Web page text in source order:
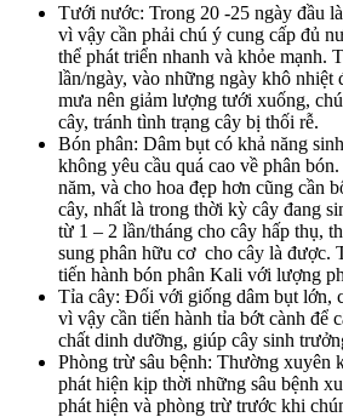
Tưới nước: Trong 20 -25 ngày đầu
vì vậy cần phải chú ý cung cấp đủ
thể phát triển nhanh và khỏe mạnh.
lần/ngày, vào những ngày khô nhiệt
mưa nên giảm lượng tưới xuống,
cây, tránh tình trạng cây bị thối rễ.
Bón phân: Dâm bụt có khả năng
không yêu cầu quá cao về phân
năm, và cho hoa đẹp hơn cũng cần
cây, nhất là trong thời kỳ cây đang
từ 1 – 2 lần/tháng cho cây hấp thụ,
sung phân hữu cơ cho cây là được.
tiến hành bón phân Kali với lượng
Tỉa cây: Đối với giống dâm bụt lớn,
vì vậy cần tiến hành tỉa bớt cành để
chất dinh dưỡng, giúp cây sinh
Phòng trừ sâu bệnh: Thường xuyên
phát hiện kịp thời những sâu bệnh
phát hiện và phòng trừ trước khi